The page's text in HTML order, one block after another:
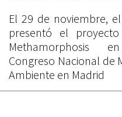
El 29 de noviembre,
presentó el proyecto
Methamorphosis
Congreso Nacional de
Ambiente en Madrid